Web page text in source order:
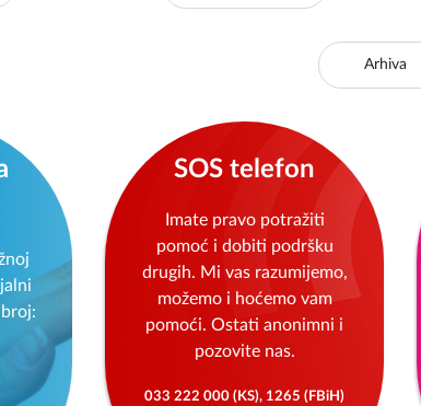
Arhiva
SOS telefon
Imate pravo potražiti
pomoć i dobiti podršku
drugih. Mi vas razumijemo,
možemo i hoćemo vam
pomoći. Ostati anonimni i
pozovite nas.
033 222 000 (KS), 1265 (FBiH)